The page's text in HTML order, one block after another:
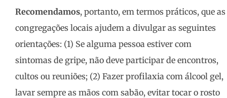
Recomendamos, portanto, em termos práticos, que as
congregações locais ajudem a divulgar as seguintes
orientações: (1) Se alguma pessoa estiver com
sintomas de gripe, não deve participar de encontros,
cultos ou reuniões; (2) Fazer profilaxia com álcool gel,
lavar sempre as mãos com sabão, evitar tocar o rosto